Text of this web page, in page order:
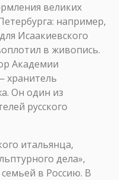
великих
например,
Исаакиевского
в живопись.
Академии
хранитель
Он один из
русского
итальянца,
дела»,
в Россию. В